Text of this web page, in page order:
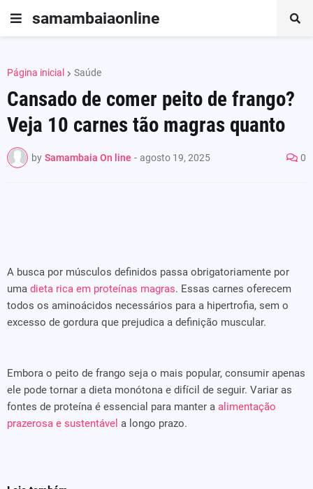
samambaiaonline
Página inicial Saúde
Cansado de comer peito de frango?
Veja 10 carnes tão magras quanto
by Samambaia On line - agosto 19, 2025 0
A busca por músculos definidos passa obrigatoriamente por
uma dieta rica em proteínas magras. Essas carnes oferecem
todos os aminoácidos necessários para a hipertrofia, sem o
excesso de gordura que prejudica a definição muscular.
Embora o peito de frango seja o mais popular, consumir apenas
ele pode tornar a dieta monótona e difícil de seguir. Variar as
fontes de proteína é essencial para manter a alimentação
prazerosa e sustentável a longo prazo.